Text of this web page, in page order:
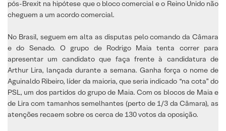
pós-Brexit na hipótese que o bloco comercial e o Reino Unido não
cheguem a um acordo comercial.
No Brasil, seguem em alta as disputas pelo comando da Câmara
e do Senado. O grupo de Rodrigo Maia tenta correr para
apresentar um candidato que faça frente à candidatura de
Arthur Lira, lançada durante a semana. Ganha força o nome de
Aguinaldo Ribeiro, líder da maioria, que seria indicado “na cota” do
PSL, um dos partidos do grupo de Maia. Com os blocos de Maia e
de Lira com tamanhos semelhantes (perto de 1/3 da Câmara), as
atenções recaem sobre os cerca de 130 votos da oposição.